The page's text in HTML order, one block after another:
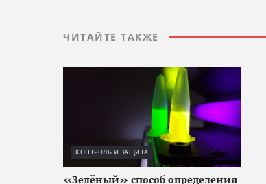
ЧИТАЙТЕ ТАКЖЕ
КОНТРОЛЬ И ЗАЩИТА
«Зелёный» способ определения